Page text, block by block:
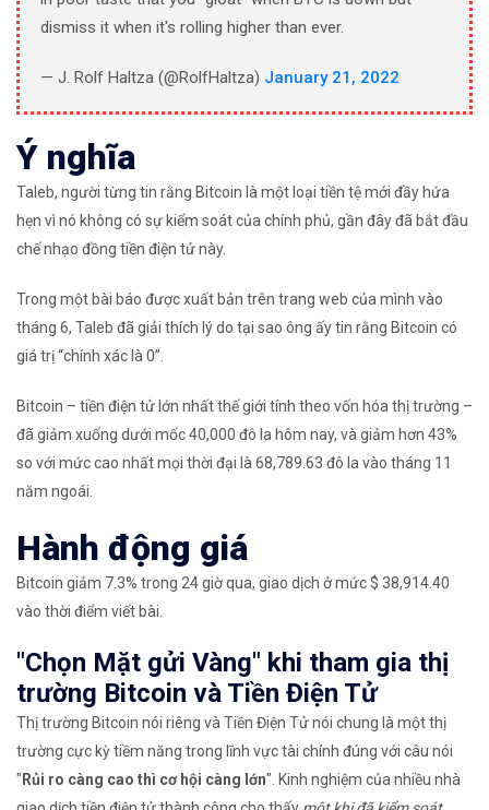
dismiss it when it's rolling higher than ever.
— J. Rolf Haltza (@RolfHaltza) January 21, 2022
Ý nghĩa
Taleb, người từng tin rằng Bitcoin là một loại tiền tệ mới đầy hứa
hẹn vì nó không có sự kiểm soát của chính phủ, gần đây đã bắt đầu
chế nhạo đồng tiền điện tử này.
Trong một bài báo được xuất bản trên trang web của mình vào
tháng 6, Taleb đã giải thích lý do tại sao ông ấy tin rằng Bitcoin có
giá trị “chính xác là 0”.
Bitcoin – tiền điện tử lớn nhất thế giới tính theo vốn hóa thị trường –
đã giảm xuống dưới mốc 40,000 đô la hôm nay, và giảm hơn 43%
so với mức cao nhất mọi thời đại là 68,789.63 đô la vào tháng 11
năm ngoái.
Hành động giá
Bitcoin giảm 7.3% trong 24 giờ qua, giao dịch ở mức $ 38,914.40
vào thời điểm viết bài.
"Chọn Mặt gửi Vàng" khi tham gia thị
trường Bitcoin và Tiền Điện Tử
Thị trường Bitcoin nói riêng và Tiền Điện Tử nói chung là một thị
trường cực kỳ tiềm năng trong lĩnh vực tài chính đúng với câu nói
" Rủi ro càng cao thì cơ hội càng lớn". Kinh nghiệm của nhiều nhà